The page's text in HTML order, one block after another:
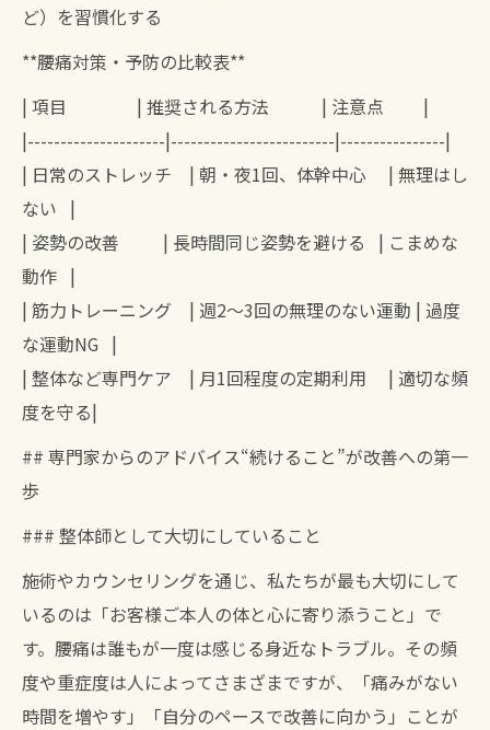
ど）を習慣化する
**腰痛対策・予防の比較表**
| 項目 | 推奨される方法 | 注意点 |
|---------------------|-------------------------|----------------|
| 日常のストレッチ | 朝・夜1回、体幹中心 | 無理はし
ない |
| 姿勢の改善 | 長時間同じ姿勢を避ける | こまめな
動作 |
| 筋力トレーニング | 週2～3回の無理のない運動 | 過度
な運動NG |
| 整体など専門ケア | 月1回程度の定期利用 | 適切な頻
度を守る|
## 専門家からのアドバイス“続けること”が改善への第一
歩
### 整体師として大切にしていること
施術やカウンセリングを通じ、私たちが最も大切にして
いるのは「お客様ご本人の体と心に寄り添うこと」で
す。腰痛は誰もが一度は感じる身近なトラブル。その頻
度や重症度は人によってさまざまですが、「痛みがない
時間を増やす」「自分のペースで改善に向かう」ことが